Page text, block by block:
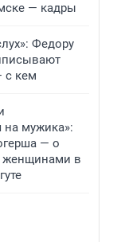
— кадры
Федору
с кем
на мужика»:
— о
женщинами в